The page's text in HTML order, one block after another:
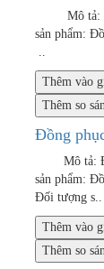
Mô tả:
sản phẩm:
..
Thêm vào
Thêm so
Đồng
Mô tả:
sản phẩm:
Đối tượng s..
Thêm vào
Thêm so